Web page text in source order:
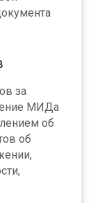
за
МИДа
об
об